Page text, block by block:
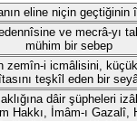
eline niçin geçtiğinin
ve mecrâ-yı
mühim bir sebep
zemîn-i icmâlisini,
teşkîl eden bir
dâir şüpheleri
Hakkı, İmâm-ı